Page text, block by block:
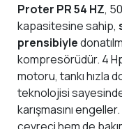
Proter PR 54 HZ,
kapasitesine sahip,
prensibiyle
kompresörüdür. 4
motoru, tankı hızla
teknolojisi sayesinde
karışmasını